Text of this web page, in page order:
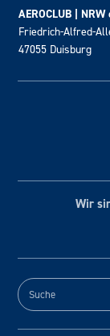
AEROCLUB | NRW
Friedrich-Alfred-
47055 Duisburg
Wir